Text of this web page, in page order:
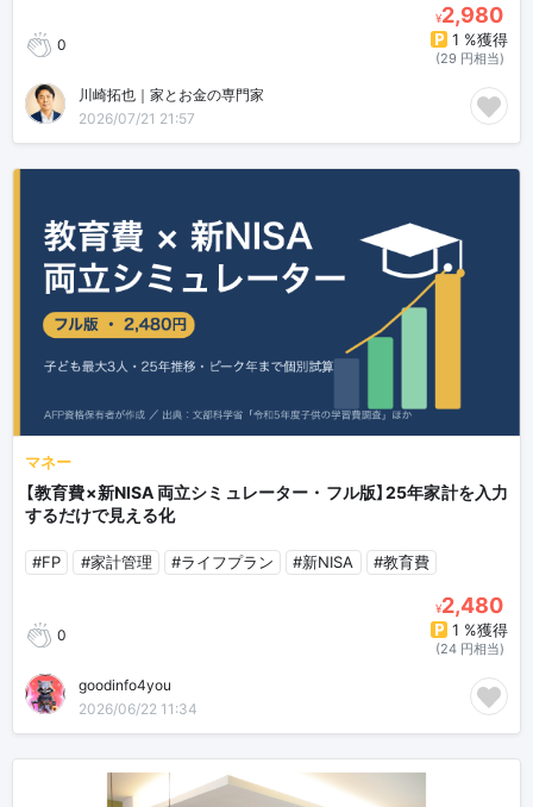
0
¥2,980
1 %獲得
(29 円相当)
川崎拓也｜家とお金の専門家
2026/07/21 21:57
マネー
【教育費×新NISA 両立シミュレーター・フル版】25年家計を入力
するだけで見える化
#FP #家計管理 #ライフプラン #新NISA #教育費
0
¥2,480
1 %獲得
(24 円相当)
goodinfo4you
2026/06/22 11:34